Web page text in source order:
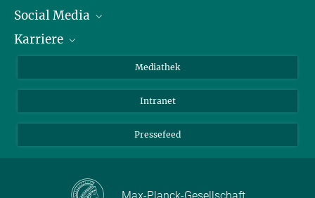
Journalisten
Schule
Social Media
LinkedIn
YouTube
Karriere
Mediathek
Intranet
Pressefeed